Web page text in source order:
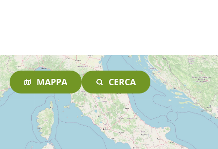
MAPPA CERCA